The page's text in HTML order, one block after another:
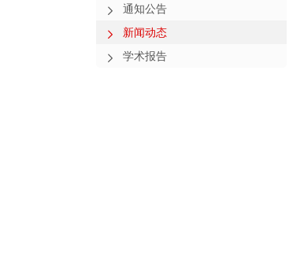
通知公告
新闻动态
学术报告